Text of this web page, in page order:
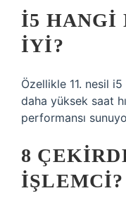
I5 HANGI
IYI?
Özellikle 11. nesil
daha yüksek saat
performansı
8
IŞLEMCI?